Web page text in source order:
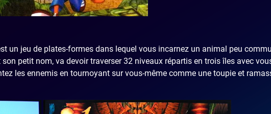
un jeu de plates-formes dans lequel vous incarnez un animal peu
son petit nom, va devoir traverser 32 niveaux répartis en trois îles avec
les ennemis en tournoyant sur vous-même comme une toupie et